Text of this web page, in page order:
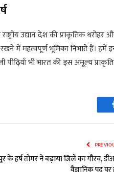
उद्यान देश की प्राकृतिक
में महत्वपूर्ण भूमिका निभाते हैं। हमें
पीढ़ियाँ भी भारत की इस अमूल्य
के हर्ष तोमर ने बढ़ाया जिले का गौरव,